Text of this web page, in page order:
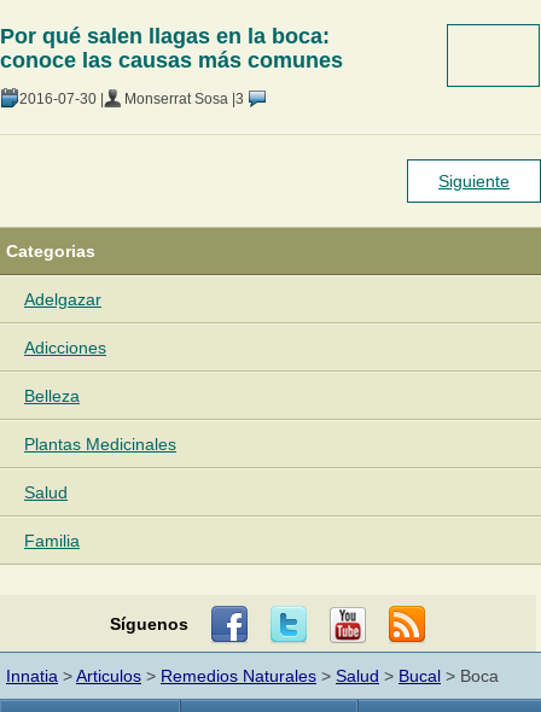
Por qué salen llagas en la boca:
conoce las causas más comunes
2016-07-30 | Monserrat Sosa | 3
Siguiente
Categorias
Adelgazar
Adicciones
Belleza
Plantas Medicinales
Salud
Familia
Síguenos
Innatia >Articulos > Remedios Naturales > Salud > Bucal > Boca